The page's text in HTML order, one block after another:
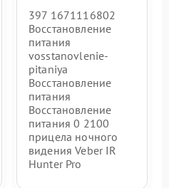
397 1671116802
Восстановление
питания
vosstanovlenie-
pitaniya
Восстановление
питания
Восстановление
питания 0 2100
прицела ночного
видения Veber IR
Hunter Pro